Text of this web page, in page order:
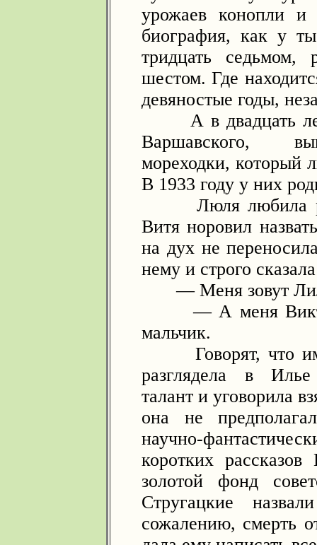
урожаев конопли и
биография, как у
тридцать седьмом,
шестом. Где
девяностые годы,
А в двадцать
Варшавского,
мореходки, который
В 1933 году у них
Люля любила
Витя норовил
на дух не
нему и строго
— Меня зовут
— А меня
мальчик.
Говорят, что
разглядела в
талант и уговорила
она не
научно-
коротких
золотой фонд
Стругацкие
сожалению, смерть